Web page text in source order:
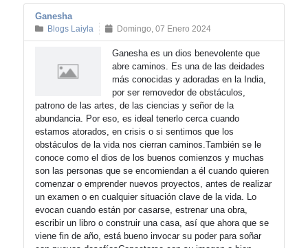
Ganesha
Blogs Laiyla Domingo, 07 Enero 2024
Ganesha es un dios benevolente que
abre caminos. Es una de las deidades
más conocidas y adoradas en la India,
por ser removedor de obstáculos,
patrono de las artes, de las ciencias y señor de la
abundancia. Por eso, es ideal tenerlo cerca cuando
estamos atorados, en crisis o si sentimos que los
obstáculos de la vida nos cierran caminos.También se le
conoce como el dios de los buenos comienzos y muchas
son las personas que se encomiendan a él cuando quieren
comenzar o emprender nuevos proyectos, antes de realizar
un examen o en cualquier situación clave de la vida. Lo
evocan cuando están por casarse, estrenar una obra,
escribir un libro o construir una casa, así que ahora que se
viene fin de año, está bueno invocar su poder para soñar